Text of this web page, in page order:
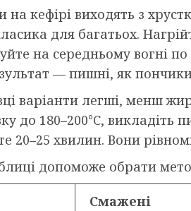
на кефірі виходять з
для багатьох.
на середньому вогні
— пишні, як
варіанти легші, менш
до 180–200°C, викладіть
20–25 хвилин. Вони
допоможе обрати
Смажені